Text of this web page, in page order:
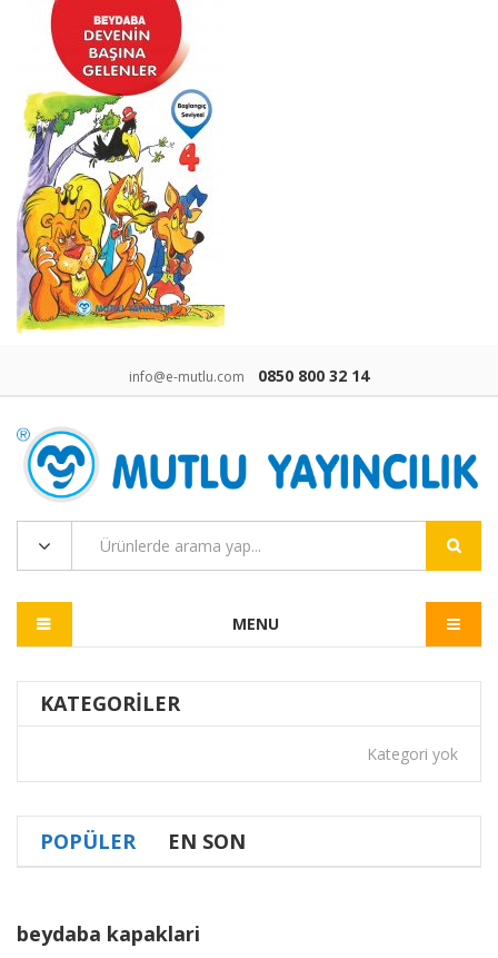
info@e-mutlu.com 0850 800 32 14
MENU
KATEGORILER
Kategori yok
POPÜLER EN SON
beydaba kapaklari